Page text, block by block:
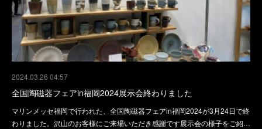
2024.03.26 04:57
全国陶磁器フェアin福岡2024展示会終わりました
マリンメッセ福岡で行われた、全国陶磁器フェアin福岡2024が3月24日で終
わりました。沢山のお客様にご来場いただき感謝です展示会の様子をご紹…